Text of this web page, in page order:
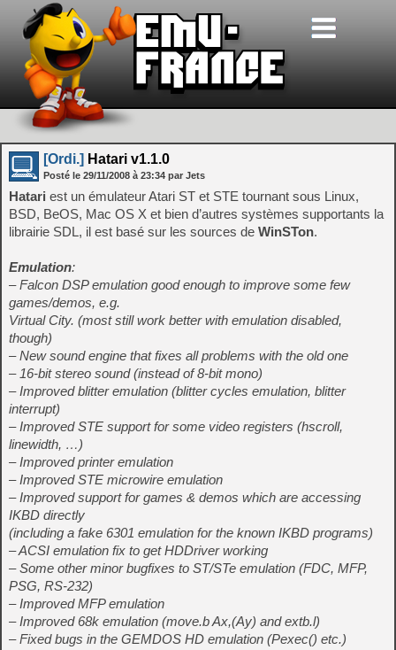
[Ordi.] Hatari v1.1.0
Posté le 29/11/2008 à 23:34 par Jets
Hatari est un émulateur Atari ST et STE tournant sous Linux,
BSD, BeOS, Mac OS X et bien d’autres systèmes supportants la
librairie SDL, il est basé sur les sources de WinSTon.
Emulation:
– Falcon DSP emulation good enough to improve some few
games/demos, e.g.
Virtual City. (most still work better with emulation disabled,
though)
– New sound engine that fixes all problems with the old one
– 16-bit stereo sound (instead of 8-bit mono)
– Improved blitter emulation (blitter cycles emulation, blitter
interrupt)
– Improved STE support for some video registers (hscroll,
linewidth, …)
– Improved printer emulation
– Improved STE microwire emulation
– Improved support for games & demos which are accessing
IKBD directly
(including a fake 6301 emulation for the known IKBD programs)
– ACSI emulation fix to get HDDriver working
– Some other minor bugfixes to ST/STe emulation (FDC, MFP,
PSG, RS-232)
– Improved MFP emulation
– Improved 68k emulation (move.b Ax,(Ay) and extb.l)
– Fixed bugs in the GEMDOS HD emulation (Pexec() etc.)